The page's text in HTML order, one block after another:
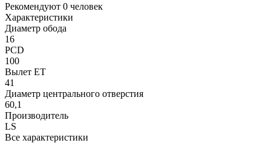
Рекомендуют 0 человек
Характеристики
Диаметр обода
16
PCD
100
Вылет ET
41
Диаметр центрального отверстия
60,1
Производитель
LS
Все характеристики